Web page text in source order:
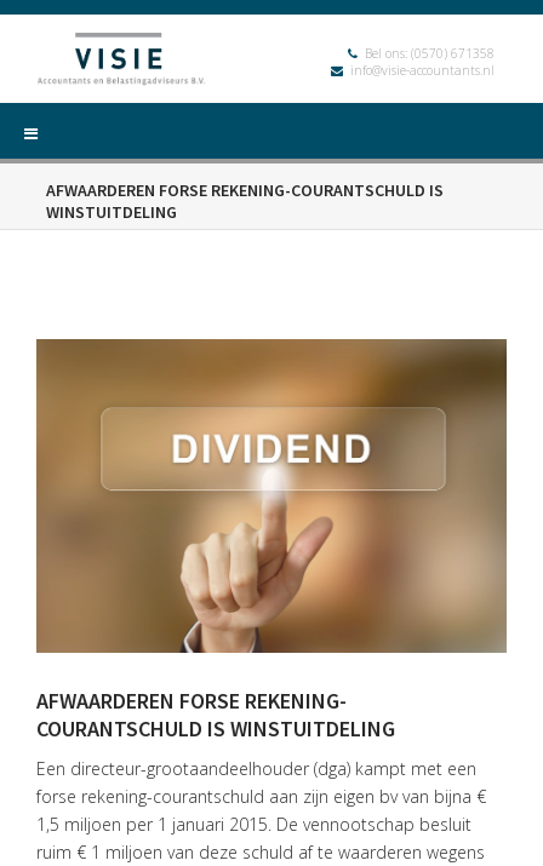
Bel ons: (0570) 671358
info@visie-accountants.nl
AFWAARDEREN FORSE REKENING-COURANTSCHULD IS
WINSTUITDELING
AFWAARDEREN FORSE REKENING-
COURANTSCHULD IS WINSTUITDELING
Een directeur-grootaandeelhouder (dga) kampt met een
forse rekening-courantschuld aan zijn eigen bv van bijna €
1,5 miljoen per 1 januari 2015. De vennootschap besluit
ruim € 1 miljoen van deze schuld af te waarderen wegens